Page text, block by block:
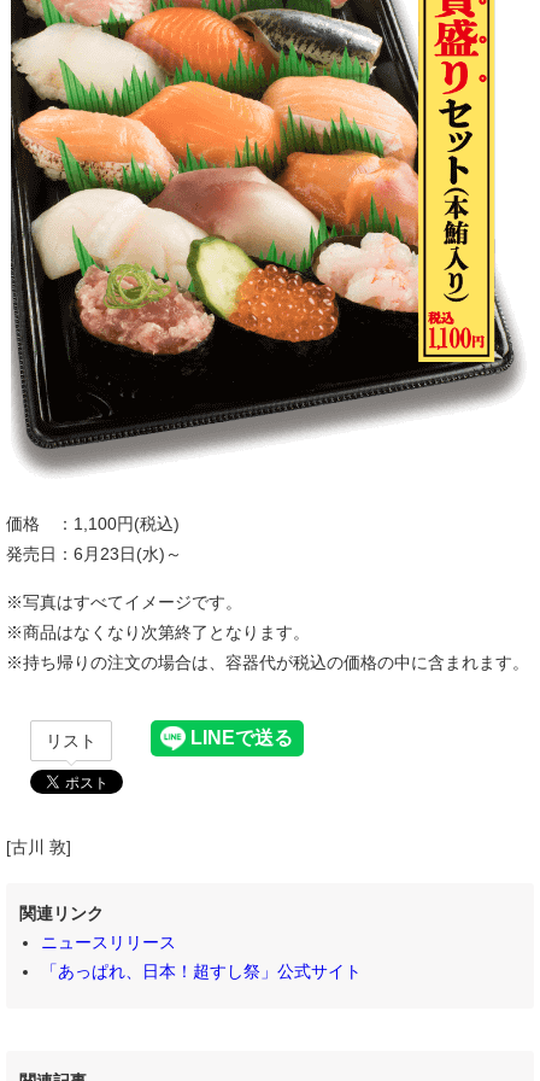
価格 ：1,100円(税込)
発売日：6月23日(水)～
※写真はすべてイメージです。
※商品はなくなり次第終了となります。
※持ち帰りの注文の場合は、容器代が税込の価格の中に含まれます。
リスト
[古川 敦]
関連リンク
ニュースリリース
「あっぱれ、日本！超すし祭」公式サイト